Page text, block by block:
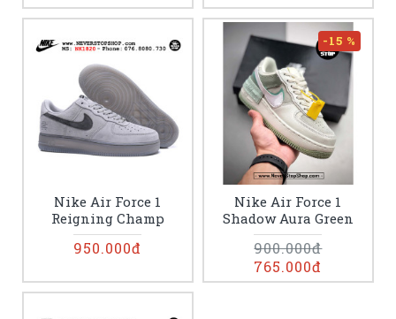
Nike Air Force 1
Reigning Champ
950.000đ
-15 %
Nike Air Force 1
Shadow Aura Green
765.000đ
900.000đ